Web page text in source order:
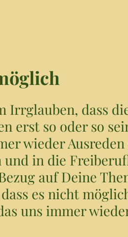
Irrglauben, dass
erst so oder so
wieder Ausreden
in die
auf Deine
es nicht
uns immer